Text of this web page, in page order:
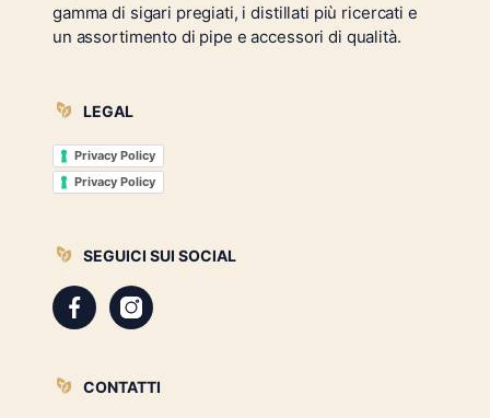
gamma di sigari pregiati, i distillati più ricercati e
un assortimento di pipe e accessori di qualità.
LEGAL
Privacy Policy
Privacy Policy
SEGUICI SUI SOCIAL
CONTATTI